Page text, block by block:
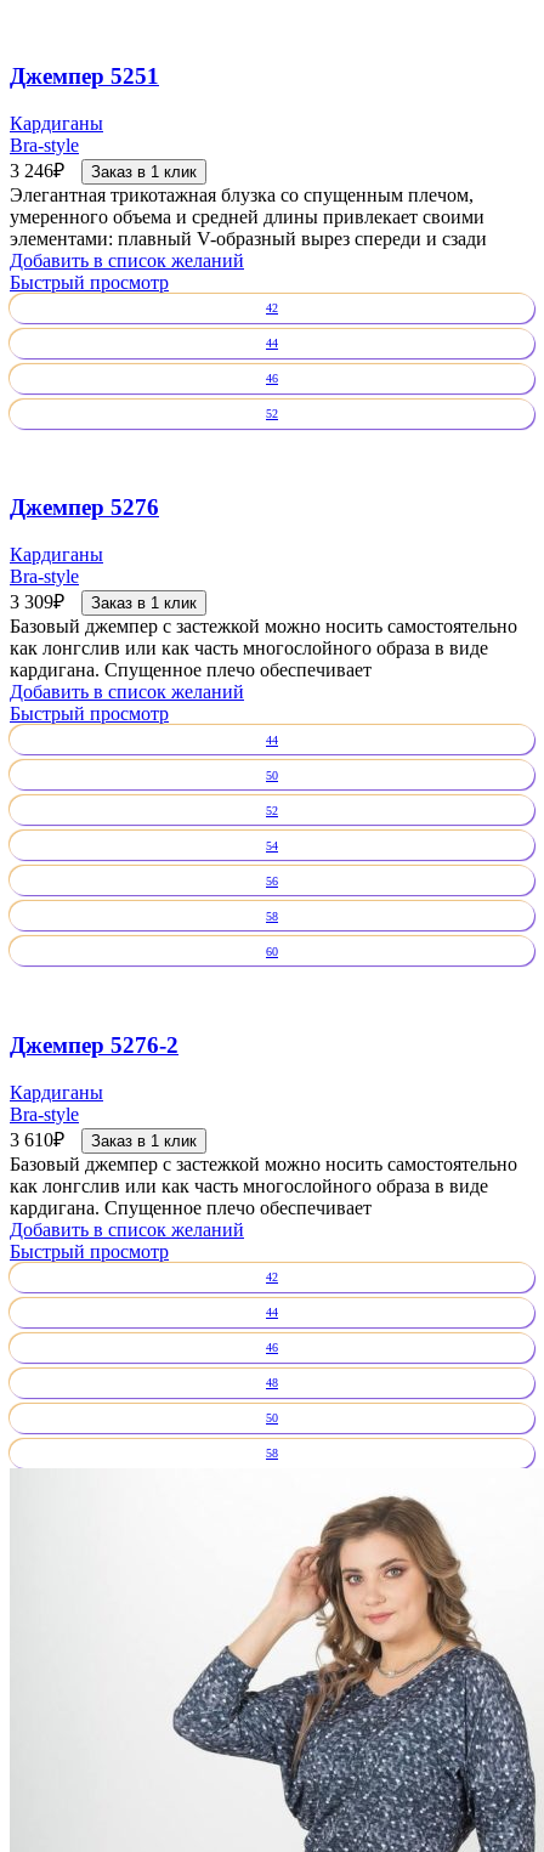
Джемпер 5251
Кардиганы
Bra-style
3 246₽ Заказ в 1 клик
Элегантная трикотажная блузка со спущенным плечом,
умеренного объема и средней длины привлекает своими
элементами: плавный V-образный вырез спереди и сзади
Добавить в список желаний
Быстрый просмотр
42
44
46
52
Джемпер 5276
Кардиганы
Bra-style
3 309₽ Заказ в 1 клик
Базовый джемпер с застежкой можно носить самостоятельно
как лонгслив или как часть многослойного образа в виде
кардигана. Спущенное плечо обеспечивает
Добавить в список желаний
Быстрый просмотр
44
50
52
54
56
58
60
Джемпер 5276-2
Кардиганы
Bra-style
3 610₽ Заказ в 1 клик
Базовый джемпер с застежкой можно носить самостоятельно
как лонгслив или как часть многослойного образа в виде
кардигана. Спущенное плечо обеспечивает
Добавить в список желаний
Быстрый просмотр
42
44
46
48
50
58